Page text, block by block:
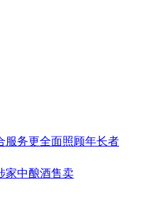
服务更全面照顾年长者
家中酿酒售卖